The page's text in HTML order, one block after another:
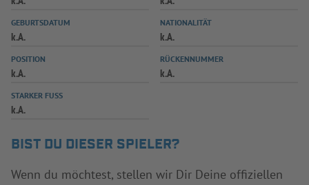
SPIELPLUS
GEBURTSDATUM
k.A.
NATIONALITÄT
k.A.
POSITION
k.A.
RÜCKENNUMMER
k.A.
STARKER FUSS
k.A.
BIST DU DIESER SPIELER?
Wenn du möchtest, stellen wir Dir Deine offiziellen